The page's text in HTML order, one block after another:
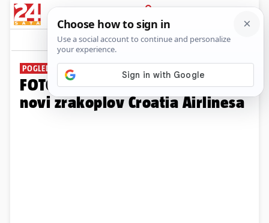
PRIJAVA
Galerija Komentari
POGLED IZNUTRA
FOTO Pogledajte kako izgleda
novi zrakoplov Croatia Airlinesa